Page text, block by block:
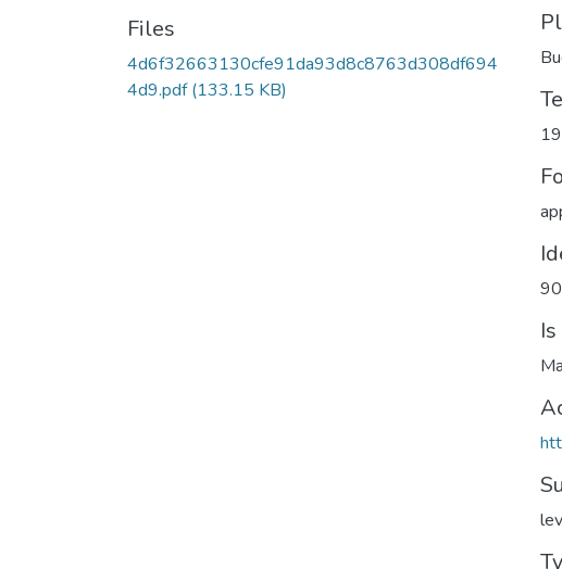
Files
4d6f32663130cfe91da93d8c8763d308df694
4d9.pdf(133.15 KB)